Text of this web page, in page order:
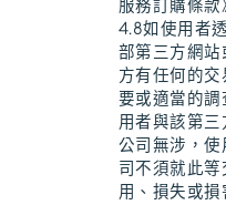
服務訂購條款
4.8如使用者
部第三方網站
方有任何的
要或適當的調
用者與該第
公司無涉，使
司不須就此
用、損失或損